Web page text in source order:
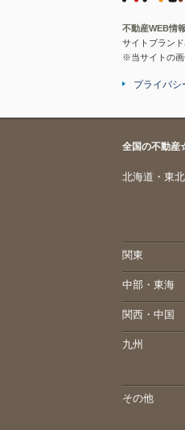
不動産WEB情
サイトブラン
※当サイトの画
プライバシ